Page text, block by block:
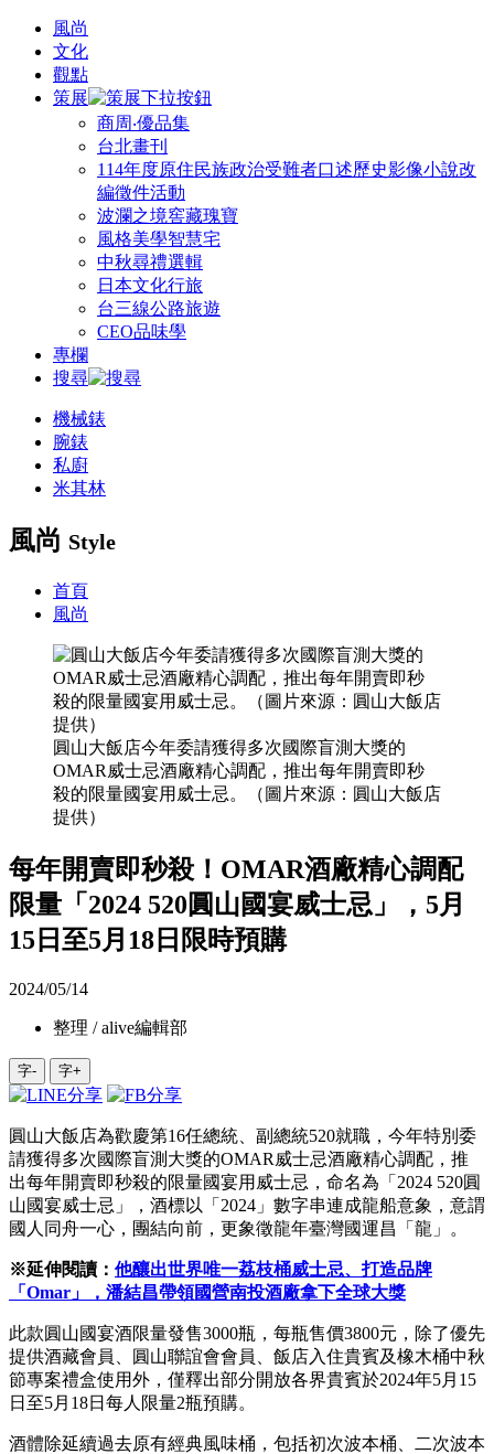
風尚
文化
觀點
策展
商周‧優品集
台北畫刊
114年度原住民族政治受難者口述歷史影像小說改
編徵件活動
波瀾之境窖藏瑰寶
風格美學智慧宅
中秋尋禮選輯
日本文化行旅
台三線公路旅遊
CEO品味學
專欄
搜尋
機械錶
腕錶
私廚
米其林
風尚 Style
首頁
風尚
圓山大飯店今年委請獲得多次國際盲測大獎的
OMAR威士忌酒廠精心調配，推出每年開賣即秒
殺的限量國宴用威士忌。（圖片來源：圓山大飯店
提供）
每年開賣即秒殺！OMAR酒廠精心調配
限量「2024 520圓山國宴威士忌」，5月
15日至5月18日限時預購
2024/05/14
整理 / alive編輯部
字- 字+
圓山大飯店為歡慶第16任總統、副總統520就職，今年特別委
請獲得多次國際盲測大獎的OMAR威士忌酒廠精心調配，推
出每年開賣即秒殺的限量國宴用威士忌，命名為「2024 520圓
山國宴威士忌」，酒標以「2024」數字串連成龍船意象，意謂
國人同舟一心，團結向前，更象徵龍年臺灣國運昌「龍」。
※延伸閱讀： 他釀出世界唯一荔枝桶威士忌、打造品牌
「Omar」，潘結昌帶領國營南投酒廠拿下全球大獎
此款圓山國宴酒限量發售3000瓶，每瓶售價3800元，除了優先
提供酒藏會員、圓山聯誼會會員、飯店入住貴賓及橡木桶中秋
節專案禮盒使用外，僅釋出部分開放各界貴賓於2024年5月15
日至5月18日每人限量2瓶預購。
酒體除延續過去原有經典風味桶，包括初次波本桶、二次波本